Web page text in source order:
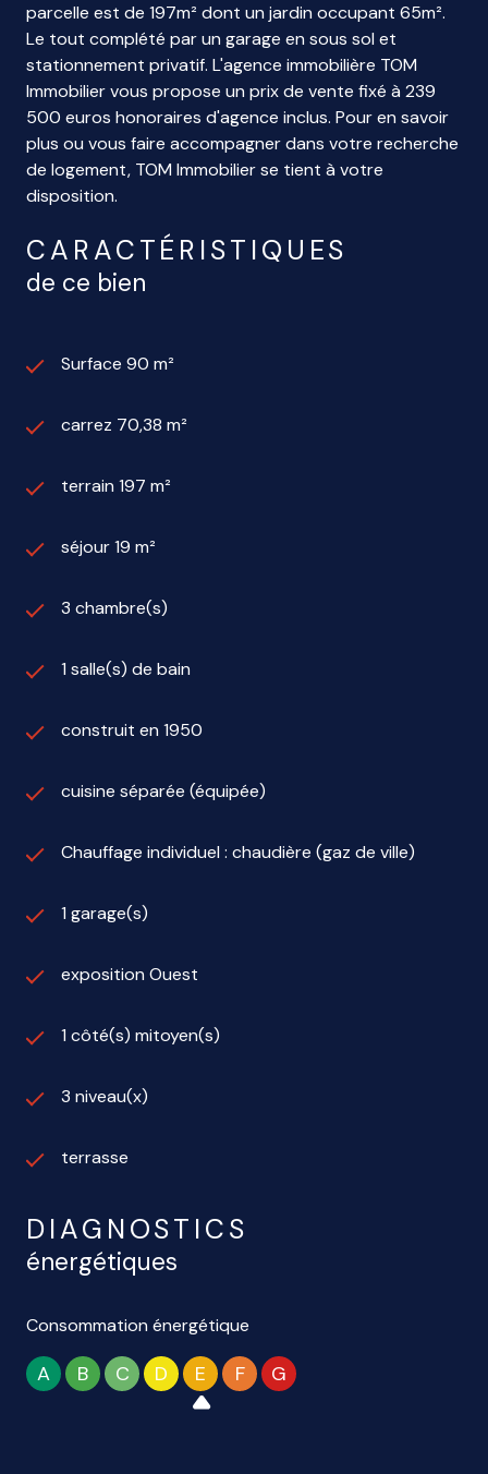
parcelle est de 197m² dont un jardin occupant 65m².
Le tout complété par un garage en sous sol et
stationnement privatif. L'agence immobilière TOM
Immobilier vous propose un prix de vente fixé à 239
500 euros honoraires d'agence inclus. Pour en savoir
plus ou vous faire accompagner dans votre recherche
de logement, TOM Immobilier se tient à votre
disposition.
CARACTÉRISTIQUES
de ce bien
Surface 90 m²
carrez 70,38 m²
terrain 197 m²
séjour 19 m²
3 chambre(s)
1 salle(s) de bain
construit en 1950
cuisine séparée (équipée)
Chauffage individuel : chaudière (gaz de ville)
1 garage(s)
exposition Ouest
1 côté(s) mitoyen(s)
3 niveau(x)
terrasse
DIAGNOSTICS
énergétiques
Consommation énergétique
A B C D E F G